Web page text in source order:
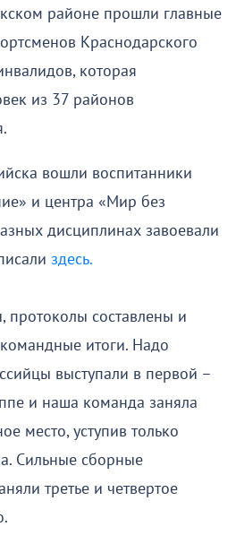
районе прошли главные
Краснодарского
которая
из 37 районов
вошли воспитанники
и центра «Мир без
дисциплинах завоевали
здесь.
протоколы составлены и
итоги. Надо
выступали в первой –
и наша команда заняла
место, уступив только
Сильные сборные
третье и четвертое